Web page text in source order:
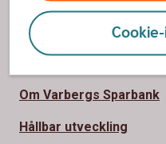
Om oss
Om Varbergs Sparbank
Hållbar utveckling